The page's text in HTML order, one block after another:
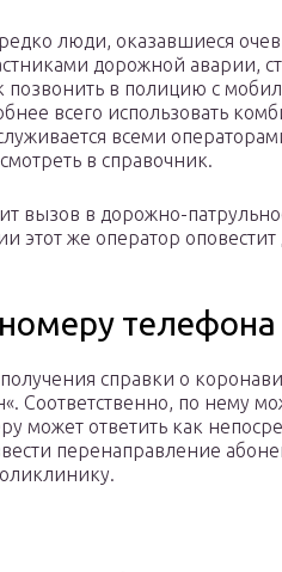
люди, оказавшиеся
дорожной аварии,
позвонить в полицию с
всего использовать
всеми
в справочник.
вызов в дорожно-
этот же оператор
телефона
справки о
Соответственно, по нему
может ответить как
перенаправление